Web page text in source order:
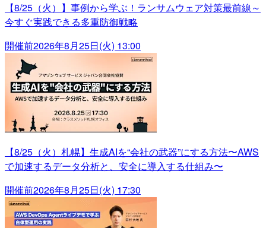
【8/25（火）】事例から学ぶ！ランサムウェア対策最前線～
今すぐ実践できる多重防御戦略
開催前2026年8月25日(火) 13:00
【8/25（火）札幌】生成AIを“会社の武器”にする方法〜AWS
で加速するデータ分析と、安全に導入する仕組み〜
開催前2026年8月25日(火) 17:30